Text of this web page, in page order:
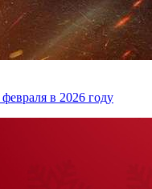
в 2026 году